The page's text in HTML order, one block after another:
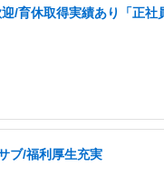
/育休取得実績あり「正
ブ/福利厚生充実